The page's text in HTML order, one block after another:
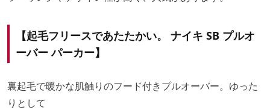
【起毛フリースであたたかい。 ナイキ SB プルオ
ーバー パーカー】
裏起毛で暖かな肌触りのフード付きプルオーバー。ゆった
りとして